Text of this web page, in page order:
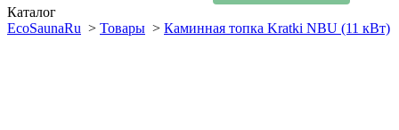
Каталог
EcoSaunaRu > Товары > Каминная топка Kratki NBU (11 кВт)